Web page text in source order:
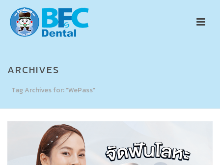
ARCHIVES
Tag Archives for: "WePass"